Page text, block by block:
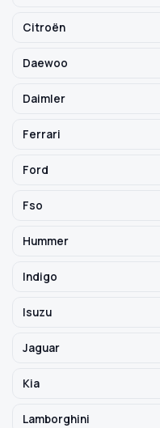
Citroën
Daewoo
Daimler
Ferrari
Ford
Fso
Hummer
Indigo
Isuzu
Jaguar
Kia
Lamborghini